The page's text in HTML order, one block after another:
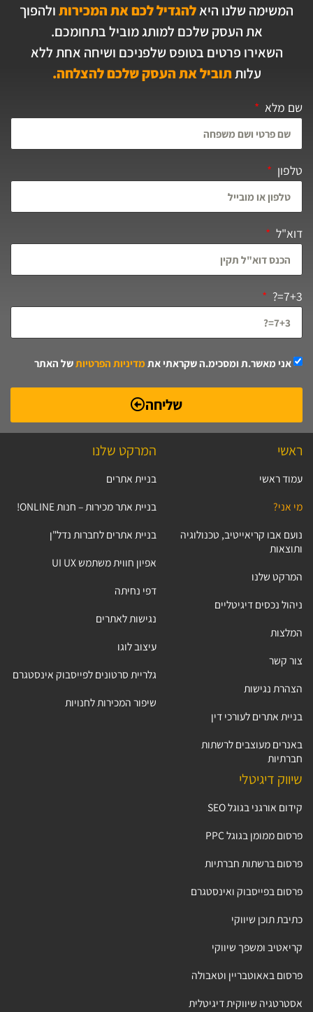
המשימה שלנו היאלהגדיל לכם את המכירותולהפוך
את העסק שלכם למותג מוביל בתחומכם.
השאירו פרטים בטופס שלפניכם ושיחה אחת ללא
עלותתוביל את העסק שלכם להצלחה.
שם מלא
טלפון
דוא"ל
7+3=?
אני מאשר.ת ומסכימ.ה שקראתי את מדיניות הפרטיותשל האתר
שליחה
ראשי
עמוד ראשי
מי אני?
נועם אבו קריאייטיב, טכנולוגיה
ותוצאות
המרקט שלנו
ניהול נכסים דיגיטליים
המלצות
צור קשר
הצהרת נגישות
בניית אתרים לעורכי דין
באנרים מעוצבים לרשתות
חברתיות
המרקט שלנו
בניית אתרים
בניית אתר מכירות – חנות ONLINE!
בניית אתרים לחברות נדל"ן
אפיון חווית משתמש UI UX
דפי נחיתה
נגישות לאתרים
עיצוב לוגו
גלריית סרטונים לפייסבוק אינסטגרם
שיפור המכירות לחנויות
שיווק דיגיטלי
קידום אורגני בגוגל SEO
פרסום ממומן בגוגל PPC
פרסום ברשתות חברתיות
פרסום בפייסבוק ואינסטגרם
כתיבת תוכן שיווקי
קריאטיב ומשפך שיווקי
פרסום באאוטבריין וטאבולה
אסטרטגיה שיווקית דיגיטלית